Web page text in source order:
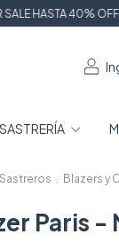
+ 15% OFF POR
SASTRERÍA
Sastreros . Blazers y
Paris -